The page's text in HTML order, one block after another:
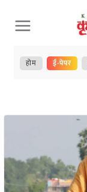
Skip
to
content
होम ई-पेपर